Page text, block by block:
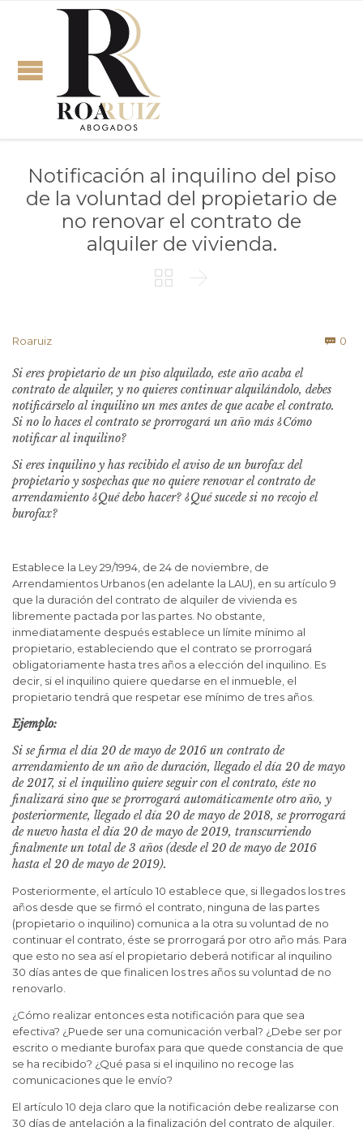
Notificación al inquilino del piso
de la voluntad del propietario de
no renovar el contrato de
alquiler de vivienda.
 
Roaruiz  0
Si eres propietario de un piso alquilado, este año acaba el
contrato de alquiler, y no quieres continuar alquilándolo, debes
notificárselo al inquilino un mes antes de que acabe el contrato.
Si no lo haces el contrato se prorrogará un año más ¿Cómo
notificar al inquilino?
Si eres inquilino y has recibido el aviso de un burofax del
propietario y sospechas que no quiere renovar el contrato de
arrendamiento ¿Qué debo hacer? ¿Qué sucede si no recojo el
burofax?
Establece la Ley 29/1994, de 24 de noviembre, de
Arrendamientos Urbanos (en adelante la LAU), en su artículo 9
que la duración del contrato de alquiler de vivienda es
libremente pactada por las partes. No obstante,
inmediatamente después establece un límite mínimo al
propietario, estableciendo que el contrato se prorrogará
obligatoriamente hasta tres años a elección del inquilino. Es
decir, si el inquilino quiere quedarse en el inmueble, el
propietario tendrá que respetar ese mínimo de tres años.
Ejemplo:
Si se firma el día 20 de mayo de 2016 un contrato de
arrendamiento de un año de duración, llegado el día 20 de mayo
de 2017, si el inquilino quiere seguir con el contrato, éste no
finalizará sino que se prorrogará automáticamente otro año, y
posteriormente, llegado el día 20 de mayo de 2018, se prorrogará
de nuevo hasta el día 20 de mayo de 2019, transcurriendo
finalmente un total de 3 años (desde el 20 de mayo de 2016
hasta el 20 de mayo de 2019).
Posteriormente, el artículo 10 establece que, si llegados los tres
años desde que se firmó el contrato, ninguna de las partes
(propietario o inquilino) comunica a la otra su voluntad de no
continuar el contrato, éste se prorrogará por otro año más. Para
que esto no sea así el propietario deberá notificar al inquilino
30 días antes de que finalicen los tres años su voluntad de no
renovarlo.
¿Cómo realizar entonces esta notificación para que sea
efectiva? ¿Puede ser una comunicación verbal? ¿Debe ser por
escrito o mediante burofax para que quede constancia de que
se ha recibido? ¿Qué pasa si el inquilino no recoge las
comunicaciones que le envío?
El artículo 10 deja claro que la notificación debe realizarse con
30 días de antelación a la finalización del contrato de alquiler.